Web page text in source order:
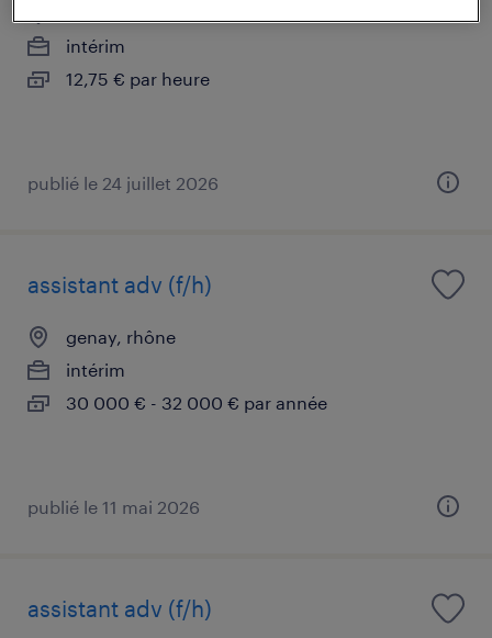
intérim
12,75 € par heure
publié le 24 juillet 2026
assistant adv (f/h)
genay, rhône
intérim
30 000 € - 32 000 € par année
publié le 11 mai 2026
assistant adv (f/h)